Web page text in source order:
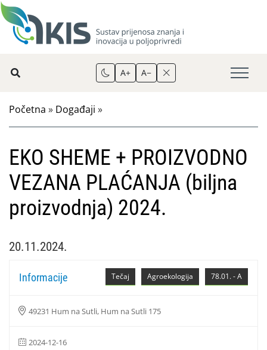
A+ A−
Početna » Događaji »
EKO SHEME + PROIZVODNO
VEZANA PLAĆANJA (biljna
proizvodnja) 2024.
20.11.2024.
78.01. - A
Agroekologija
Tečaj
Informacije
49231 Hum na Sutli, Hum na Sutli 175
2024-12-16